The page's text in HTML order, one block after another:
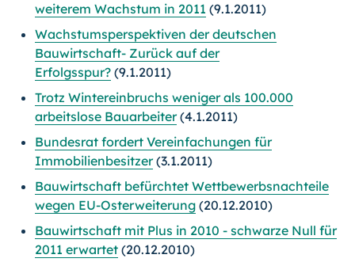
weiterem Wachstum in 2011 (9.1.2011)
Wachstumsperspektiven der deutschen
Bauwirtschaft- Zurück auf der
Erfolgsspur? (9.1.2011)
Trotz Wintereinbruchs weniger als 100.000
arbeitslose Bauarbeiter(4.1.2011)
Bundesrat fordert Vereinfachungen für
Immobilienbesitzer(3.1.2011)
Bauwirtschaft befürchtet Wettbewerbsnachteile
wegen EU-Osterweiterung (20.12.2010)
Bauwirtschaft mit Plus in 2010 - schwarze Null für
2011 erwartet (20.12.2010)